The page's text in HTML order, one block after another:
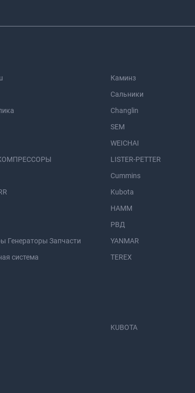
Каминз
Сальники
Changlin
SEM
WEICHAI
LISTER-PETTER
Cummins
Kubota
HAMM
РВД
Генераторы Запчасти
YANMAR
система
TEREX
KUBOTA